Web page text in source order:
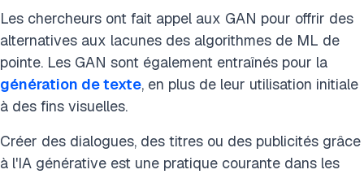
Les chercheurs ont fait appel aux GAN pour offrir des
alternatives aux lacunes des algorithmes de ML de
pointe. Les GAN sont également entraînés pour la
génération de texte, en plus de leur utilisation initiale
à des fins visuelles.
Créer des dialogues, des titres ou des publicités grâce
à l'IA générative est une pratique courante dans les